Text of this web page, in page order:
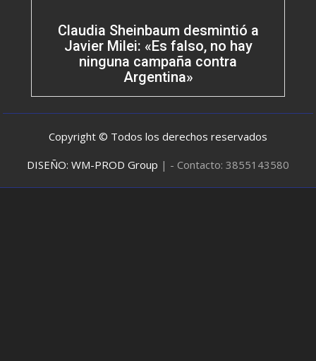
Claudia Sheinbaum desmintió a
Javier Milei: «Es falso, no hay
ninguna campaña contra
Argentina»
Copyright © Todos los derechos reservados
DISEÑO: WM-PROD Group | - Contacto: 3855143580